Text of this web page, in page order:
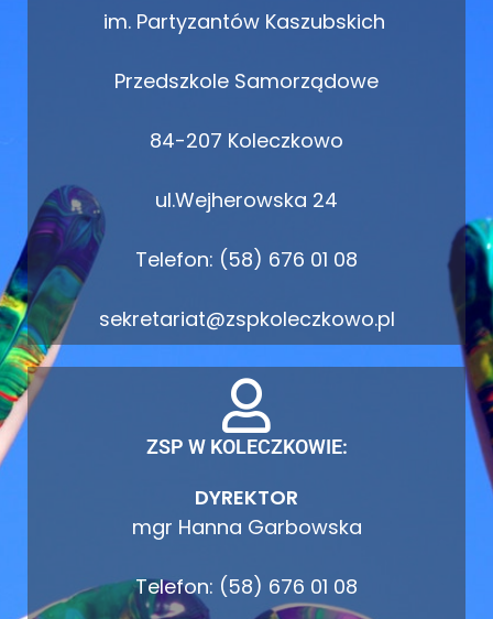
im. Partyzantów Kaszubskich
Przedszkole Samorządowe
84-207 Koleczkowo
ul.Wejherowska 24
Telefon: (58) 676 01 08
sekretariat@zspkoleczkowo.pl
ZSP W KOLECZKOWIE:
DYREKTOR
mgr Hanna Garbowska
Telefon: (58) 676 01 08